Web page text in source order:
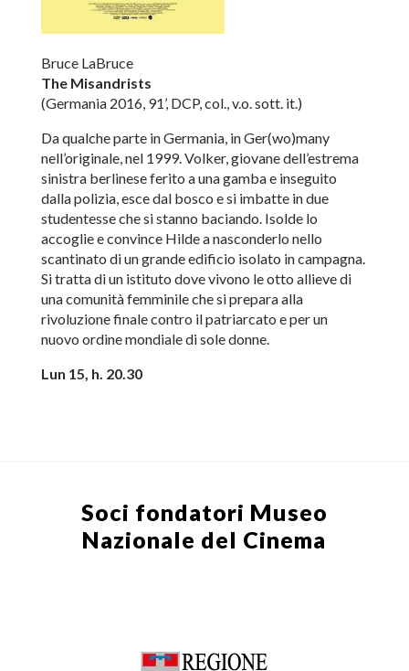
Bruce LaBruce
The Misandrists
(Germania 2016, 91’, DCP, col., v.o. sott. it.)
Da qualche parte in Germania, in Ger(wo)many
nell’originale, nel 1999. Volker, giovane dell’estrema
sinistra berlinese ferito a una gamba e inseguito
dalla polizia, esce dal bosco e si imbatte in due
studentesse che si stanno baciando. Isolde lo
accoglie e convince Hilde a nasconderlo nello
scantinato di un grande edificio isolato in campagna.
Si tratta di un istituto dove vivono le otto allieve di
una comunità femminile che si prepara alla
rivoluzione finale contro il patriarcato e per un
nuovo ordine mondiale di sole donne.
Lun 15, h. 20.30
Soci fondatori Museo
Nazionale del Cinema